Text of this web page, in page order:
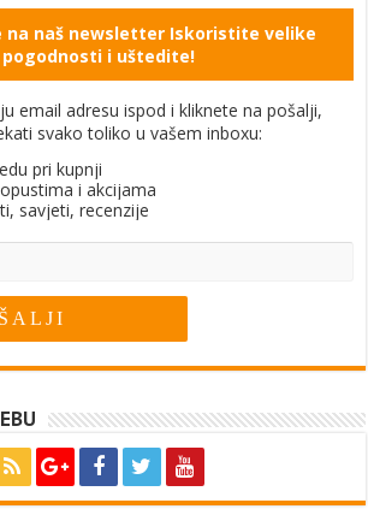
na naš newsletter Iskoristite velike
pogodnosti i uštedite!
email adresu ispod i kliknete na pošalji,
svako toliko u vašem inboxu:
pri kupnji
i akcijama
savjeti, recenzije